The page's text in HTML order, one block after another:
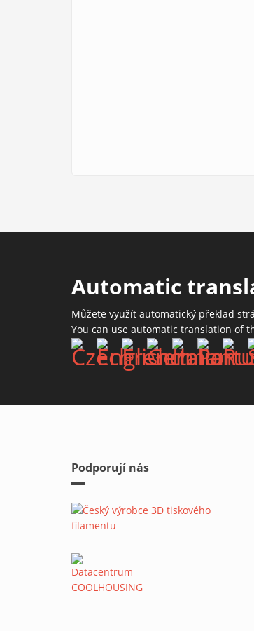
Automatic
Můžete využít automatický překlad
You can use automatic translation of
Podporují nás